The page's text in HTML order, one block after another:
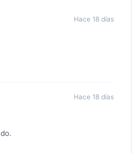
Hace 18 días
Hace 18 días